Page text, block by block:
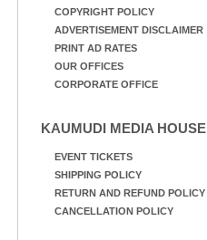
COPYRIGHT POLICY
ADVERTISEMENT DISCLAIMER
PRINT AD RATES
OUR OFFICES
CORPORATE OFFICE
KAUMUDI MEDIA HOUSE
EVENT TICKETS
SHIPPING POLICY
RETURN AND REFUND POLICY
CANCELLATION POLICY